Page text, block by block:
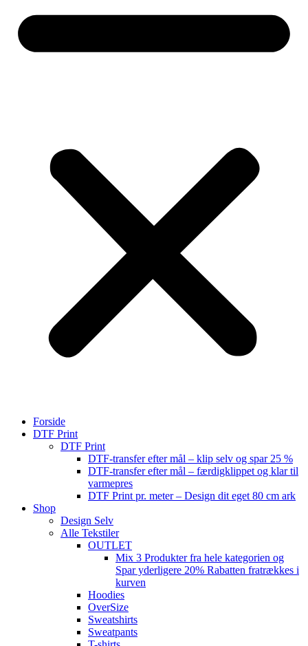
Forside
DTF Print
DTF Print
DTF-transfer efter mål – klip selv og spar 25 %
DTF-transfer efter mål – færdigklippet og klar til
varmepres
DTF Print pr. meter – Design dit eget 80 cm ark
Shop
Design Selv
Alle Tekstiler
OUTLET
Mix 3 Produkter fra hele kategorien og
Spar yderligere 20% Rabatten fratrækkes i
kurven
Hoodies
OverSize
Sweatshirts
Sweatpants